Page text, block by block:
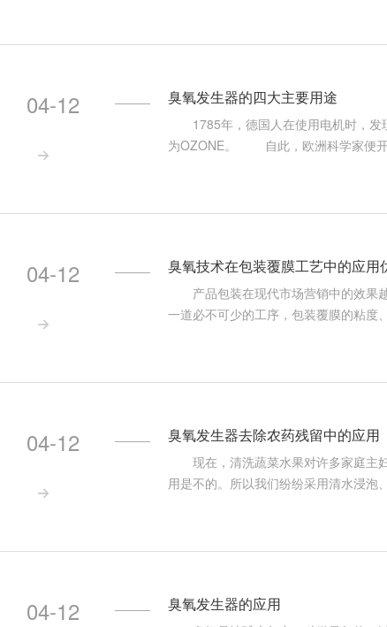
行消毒处理，可以有用下降对衣料的损
04-12

臭氧发生器的四大主要用途
1785年，德国人在使用电机时，发
为OZONE。 自此，欧洲科学家便开
人们对臭氧研
04-12

臭氧技术在包装覆膜工艺中的应用
产品包装在现代市场营销中的效果越
一道必不可少的工序，包装覆膜的粘
光薄膜覆膜，覆膜产品的印刷图文颜色
04-12

臭氧发生器去除农药残留中的应用
现在，清洗蔬菜水果对许多家庭主妇
用是不的。所以我们纷纷采用清水浸泡
等长处，是我国种类多，产值的一类农
04-12 臭氧发生器的应用